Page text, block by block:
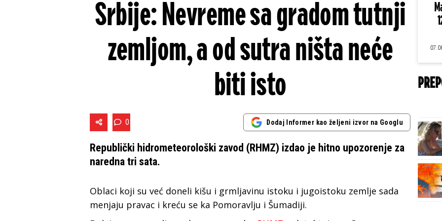
Srbije: Nevreme sa gradom tutnji
zemljom, a od sutra ništa neće
biti isto
0 Dodaj Informer kao željeni izvor na Googlu
Republički hidrometeorološki zavod (RHMZ) izdao je hitno upozorenje za
naredna tri sata.
Oblaci koji su već doneli kišu i grmljavinu istoku i jugoistoku zemlje sada
menjaju pravac i kreću se ka Pomoravlju i Šumadiji.